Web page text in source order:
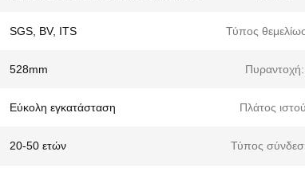
SGS, BV, ITS Τύπος
528mm Πυραντοχή:
Εύκολη εγκατάσταση Πλάτος
20-50 ετών Τύπος